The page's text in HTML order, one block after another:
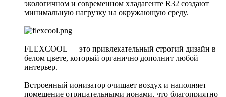
экологичном и современном хладагенте R32 создают
минимальную нагрузку на окружающую среду.
FLEXCOOL — это привлекательный строгий дизайн в
белом цвете, который органично дополнит любой
интерьер.
Встроенный ионизатор очищает воздух и наполняет
помещение отрицательными ионами, что благоприятно